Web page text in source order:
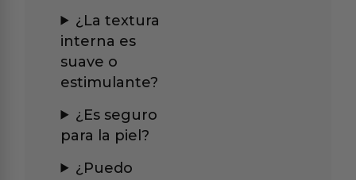
¿La textura
interna es
suave o
estimulante?
¿Es seguro
para la piel?
¿Puedo